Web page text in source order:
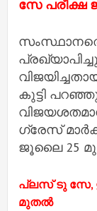
സേ
കുട്ടി
ഗ്രേസ്
ജൂലൈ 25
പ്ലസ് ടു സേ,
മുതല്‍